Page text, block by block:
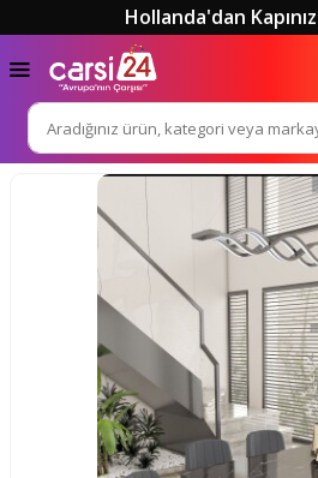
Hollanda'dan